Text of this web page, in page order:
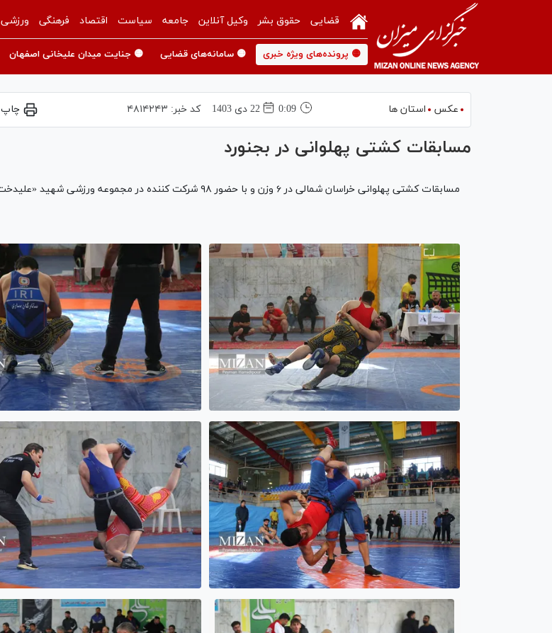
قضایی حقوق بشر وکیل آنلاین جامعه سیاست اقتصاد فرهنگی ورزشی
🟡 پرونده‌های ویژه خبری 🟡 سامانه‌های قضایی 🟡 جنایت میدان علیخانی اصفهان
عکس استان ها 0:09 22 دی 1403 کد خبر: ۴۸۱۴۲۴۳ چاپ
مسابقات کشتی پهلوانی در بجنورد
مسابقات کشتی پهلوانی خراسان شمالی در ۶ وزن و با حضور ۹۸ شرکت کننده در مجموعه ورزشی شهید «علیدخت» بجنورد برگزار شد.